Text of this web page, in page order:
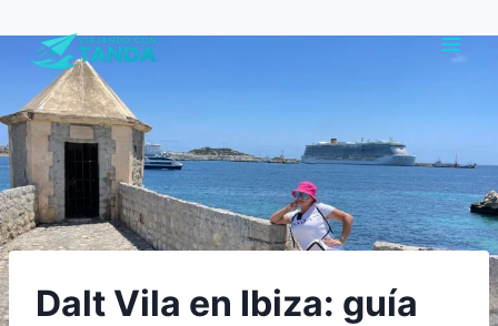
contenido
Dalt Vila en Ibiza: guía